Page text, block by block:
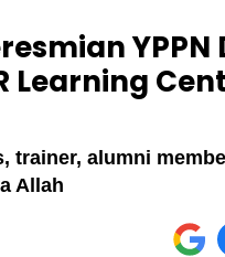
YPPN
Learning
trainer, alumni
Allah